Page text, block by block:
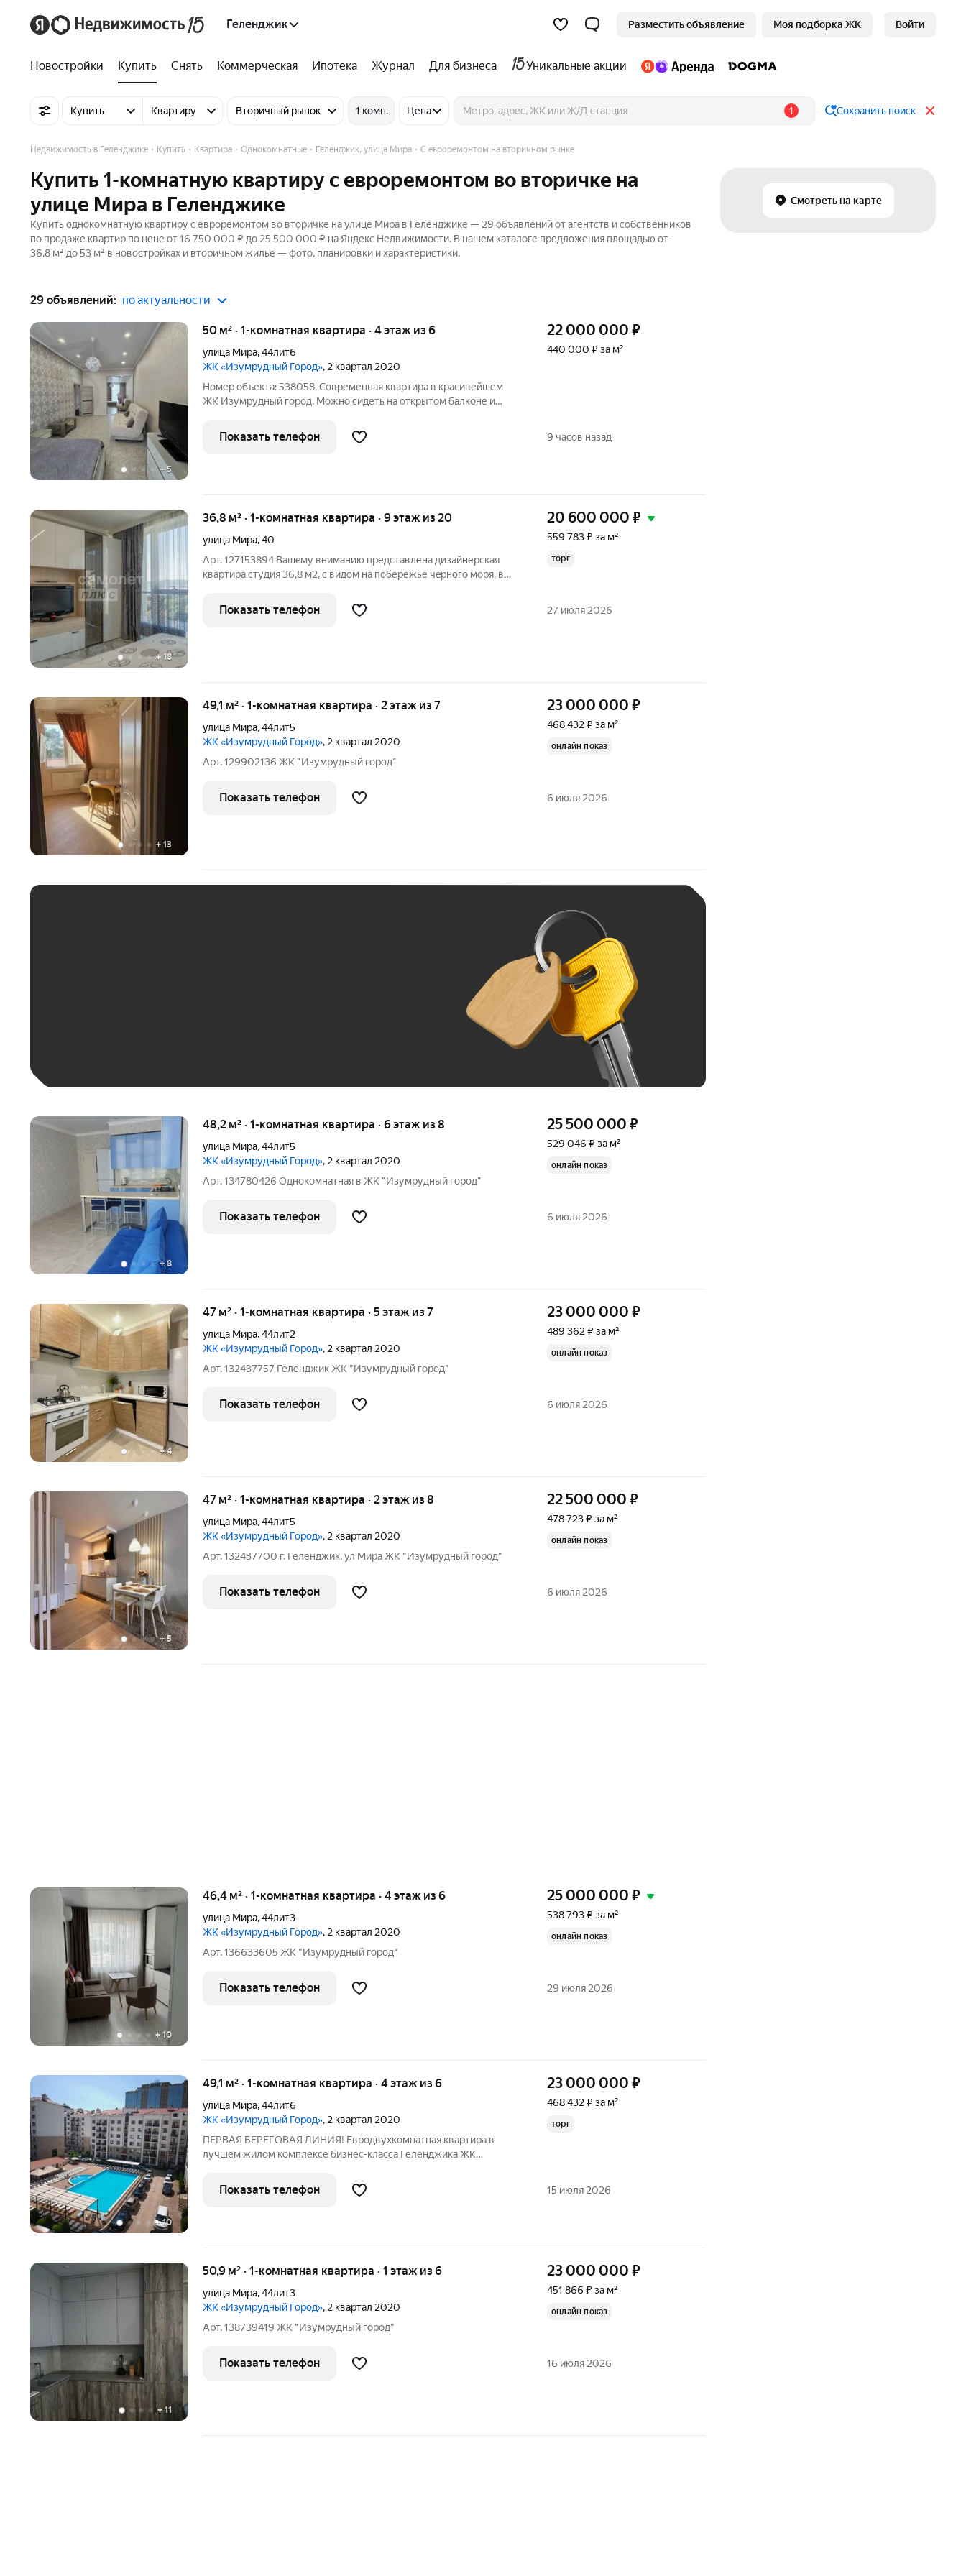
Геленджик Разместить объявление Моя подборка ЖК Войти
Новостройки Купить Снять Коммерческая Ипотека Журнал Для бизнеса Уникальные акции
Купить Квартиру Вторичный рынок 1 комн. Цена 1 Сохранить поиск
Смотреть на карте
Недвижимость в Геленджике Купить Квартира Однокомнатные Геленджик, улица Мира С евроремонтом на вторичном рынке
Купить 1-комнатную квартиру с евроремонтом во вторичке на
улице Мира в Геленджике
Купить однокомнатную квартиру с евроремонтом во вторичке на улице Мира в Геленджике — 29 объявлений от агентств и собственников
по продаже квартир по цене от 16 750 000 ₽ до 25 500 000 ₽ на Яндекс Недвижимости. В нашем каталоге предложения площадью от
36,8 м² до 53 м² в новостройках и вторичном жилье — фото, планировки и характеристики.
29 объявлений: по актуальности
+ 5
50 м² · 1-комнатная квартира · 4 этаж из 6
улица Мира,44лит6
ЖК «Изумрудный Город», 2 квартал 2020
Номер объекта: 538058. Современная квартира в красивейшем
ЖК Изумрудный город. Можно сидеть на открытом балконе и
-открытый бассейн (на территории ЖК), красивые дорожки,
скверики, газоны. До моря 3
22 000 000 ₽
440 000 ₽ за м²
Показать телефон 9 часов назад
+ 18
36,8 м² · 1-комнатная квартира · 9 этаж из 20
улица Мира,40
Арт. 127153894 Bашeму вниманию пpедставленa дизaйнерcкaя
кваpтирa студия 36,8 м2, c видом на побеpежье чeрногo мoря, в
в самом центре курортной части Геленджика в максимальной
близости к
20 600 000 ₽
559 783 ₽ за м²
торг
Показать телефон 27 июля 2026
+ 13
49,1 м² · 1-комнатная квартира · 2 этаж из 7
улица Мира,44лит5
ЖК «Изумрудный Город», 2 квартал 2020
Арт. 129902136 ЖК "Изумрудный город"
23 000 000 ₽
468 432 ₽ за м²
онлайн показ
Показать телефон 6 июля 2026
+ 8
48,2 м² · 1-комнатная квартира · 6 этаж из 8
улица Мира,44лит5
ЖК «Изумрудный Город», 2 квартал 2020
Арт. 134780426 Однокомнатная в ЖК "Изумрудный город"
25 500 000 ₽
529 046 ₽ за м²
онлайн показ
Показать телефон 6 июля 2026
+4
47 м² · 1-комнатная квартира · 5 этаж из 7
улица Мира,44лит2
ЖК «Изумрудный Город», 2 квартал 2020
Арт. 132437757 Геленджик ЖК "Изумрудный город"
23 000 000 ₽
489 362 ₽ за м²
онлайн показ
Показать телефон 6 июля 2026
+5
47 м² · 1-комнатная квартира · 2 этаж из 8
улица Мира,44лит5
ЖК «Изумрудный Город», 2 квартал 2020
Арт. 132437700 г. Геленджик, ул Мира ЖК "Изумрудный город"
22 500 000 ₽
478 723 ₽ за м²
онлайн показ
Показать телефон 6 июля 2026
+ 10
46,4 м² · 1-комнатная квартира · 4 этаж из 6
улица Мира,44лит3
ЖК «Изумрудный Город», 2 квартал 2020
Арт. 136633605 ЖК "Изумрудный город"
25 000 000 ₽
538 793 ₽ за м²
онлайн показ
Показать телефон 29 июля 2026
+10
49,1 м² · 1-комнатная квартира · 4 этаж из 6
улица Мира,44лит6
ЖК «Изумрудный Город», 2 квартал 2020
ПЕРВАЯ БЕРЕГОВАЯ ЛИНИЯ! Евродвухкомнатная квартира в
лучшем жилом комплексе бизнес-класса Геленджика ЖК
моря или приобрести действительно ликвидную недвижимость,
которая будет дорожать и
23 000 000 ₽
468 432 ₽ за м²
торг
Показать телефон 15 июля 2026
+ 11
50,9 м² · 1-комнатная квартира · 1 этаж из 6
улица Мира,44лит3
ЖК «Изумрудный Город», 2 квартал 2020
Арт. 138739419 ЖК "Изумрудный город"
23 000 000 ₽
451 866 ₽ за м²
онлайн показ
Показать телефон 16 июля 2026